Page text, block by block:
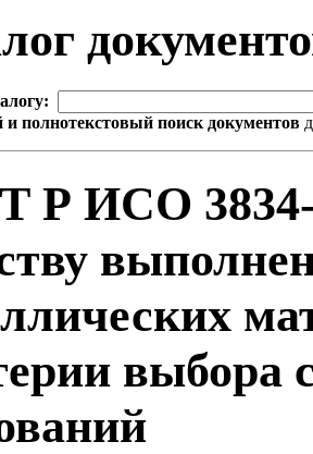
полнотекстовый поиск документов
Р ИСО 3834-
выбора